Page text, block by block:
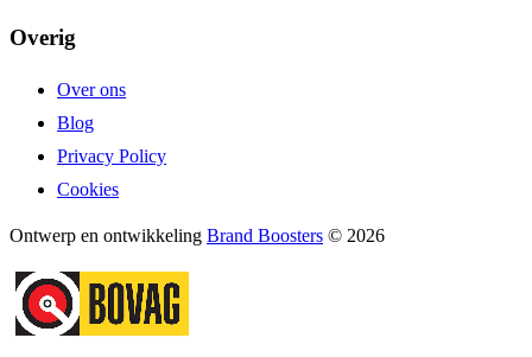
Overig
Over ons
Blog
Privacy Policy
Cookies
Ontwerp en ontwikkeling Brand Boosters © 2026